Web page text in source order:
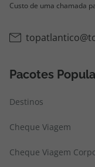
Custo de uma chamada
Pacotes
Destinos
Cheque Viagem
Cheque Viagem